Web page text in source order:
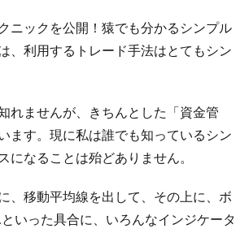
ニックを公開！猿でも分かるシンプル
、利用するトレード手法はとてもシン
れませんが、きちんとした「資金管
ます。現に私は誰でも知っているシン
なることは殆どありません。
、移動平均線を出して、その上に、ボ
いった具合に、いろんなインジケータ